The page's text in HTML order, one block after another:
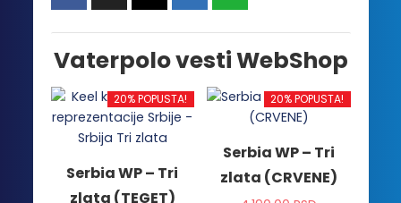
Vaterpolo vesti WebShop
20% POPUSTA!
Serbia WP – Tri
zlata (TEGET)
20% POPUSTA!
Serbia WP – Tri
zlata (CRVENE)